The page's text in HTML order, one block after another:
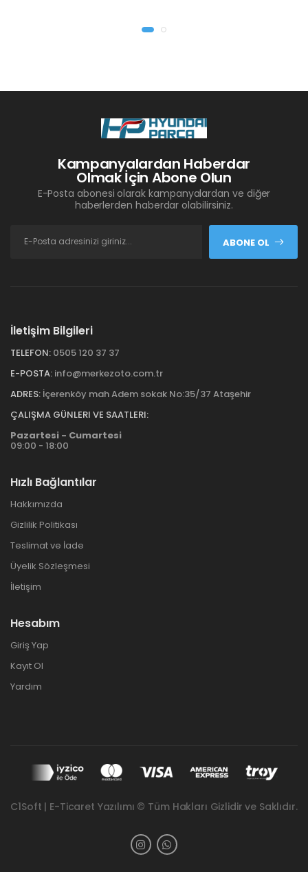
Kampanyalardan Haberdar
Olmak İçin Abone Olun
E-Posta abonesi olarak kampanyalardan ve diğer
haberlerden haberdar olabilirsiniz.
ABONE OL
İletişim Bilgileri
TELEFON: 0505 120 37 37
E-POSTA: info@merkezoto.com.tr
ADRES: İçerenköy mah Adem sokak No:35/37 Ataşehir
ÇALIŞMA GÜNLERI VE SAATLERI:
Pazartesi - Cumartesi
09:00 - 18:00
Hızlı Bağlantılar
Hakkımızda
Gizlilik Politikası
Teslimat ve İade
Üyelik Sözleşmesi
İletişim
Hesabım
Giriş Yap
Kayıt Ol
Yardım
C1Soft | E-Ticaret Yazılımı © Tüm Hakları Gizlidir ve Saklıdır.